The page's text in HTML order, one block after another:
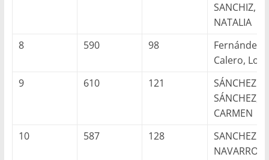
SANCHIZ,
NATALIA
8
590 98
Fernández
Calero, Lola
9
610 121
SÁNCHEZ
SÁNCHEZ,
CARMEN
10
587 128
SANCHEZ
NAVARRO,